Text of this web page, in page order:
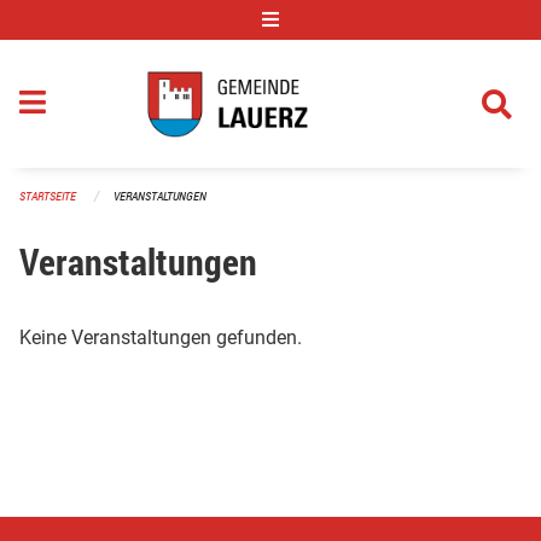
STARTSEITE VERANSTALTUNGEN
Veranstaltungen
Keine Veranstaltungen gefunden.